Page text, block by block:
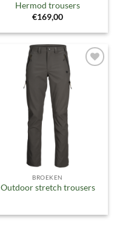
Hermod trousers
€169,00
Toevoegen
verlanglijst
BROEKEN
Outdoor stretch trousers